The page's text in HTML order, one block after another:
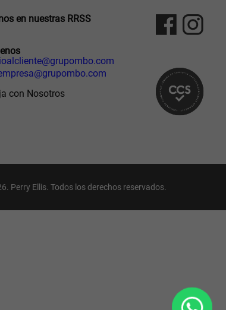
en nuestras RRSS
con Nosotros
Perry Ellis. Todos los derechos reservados.